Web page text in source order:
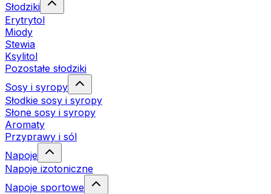
Słodziki
Erytrytol
Miody
Stewia
Ksylitol
Pozostałe słodziki
Sosy i syropy
Słodkie sosy i syropy
Słone sosy i syropy
Aromaty
Przyprawy i sól
Napoje
Napoje izotoniczne
Napoje sportowe